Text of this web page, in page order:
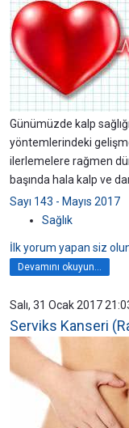
Günümüzde kalp
yöntemlerindeki
ilerlemelere rağmen
başında hala kalp ve
Sayı 143 - Mayıs 2017
Sağlık
İlk yorum yapan siz
Devamını okuyun...
Salı, 31 Ocak 2017
Serviks Kanseri